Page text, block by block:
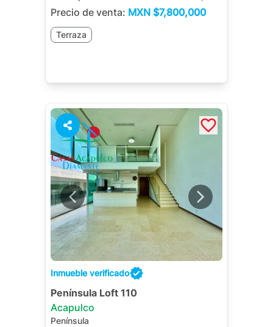
Precio de venta: MXN $7,800,000
Terraza
Inmueble verificado
Península Loft 110
Acapulco
Península